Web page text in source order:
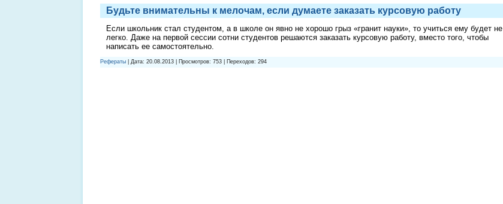
Будьте внимательны к мелочам, если думаете заказать курсовую работу
Если школьник стал студентом, а в школе он явно не хорошо грыз «гранит науки», то учиться ему будет не
легко. Даже на первой сессии сотни студентов решаются заказать курсовую работу, вместо того, чтобы
написать ее самостоятельно.
Рефераты | Дата: 20.08.2013 | Просмотров: 753 | Переходов: 294